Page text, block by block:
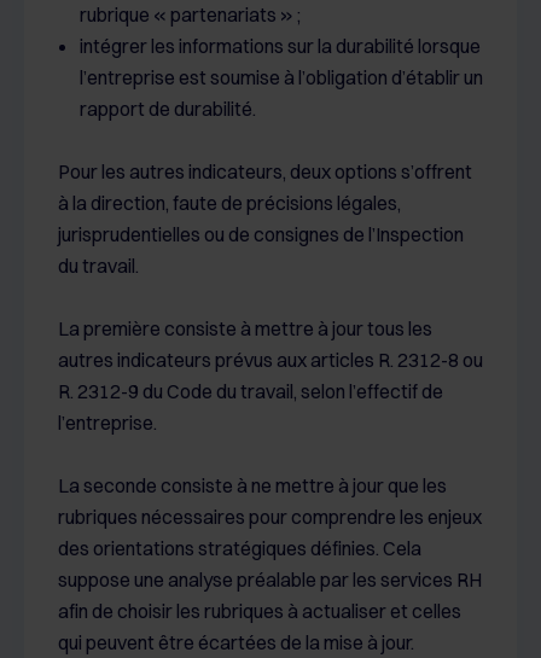
rubrique « partenariats » ;
intégrer les informations sur la durabilité lorsque
l’entreprise est soumise à l’obligation d’établir un
rapport de durabilité.
Pour les autres indicateurs, deux options s’offrent
à la direction, faute de précisions légales,
jurisprudentielles ou de consignes de l’Inspection
du travail.
La première consiste à mettre à jour tous les
autres indicateurs prévus aux articles R. 2312-8 ou
R. 2312-9 du Code du travail, selon l’effectif de
l’entreprise.
La seconde consiste à ne mettre à jour que les
rubriques nécessaires pour comprendre les enjeux
des orientations stratégiques définies. Cela
suppose une analyse préalable par les services RH
afin de choisir les rubriques à actualiser et celles
qui peuvent être écartées de la mise à jour.